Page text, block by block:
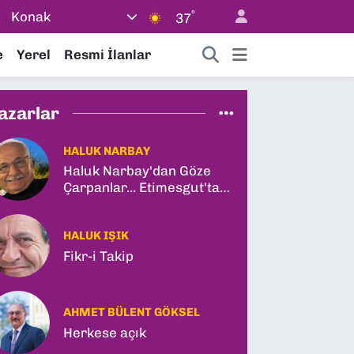
Konak 37°
Yerel Resmi İlanlar
HALUK NARBAY
Haluk Narbay'dan Göze
Çarpanlar... Etimesgut'ta
HALUK IŞIK
Fikr-i Takip
AHMET BÜLENT GÖKSEL
Herkese açık